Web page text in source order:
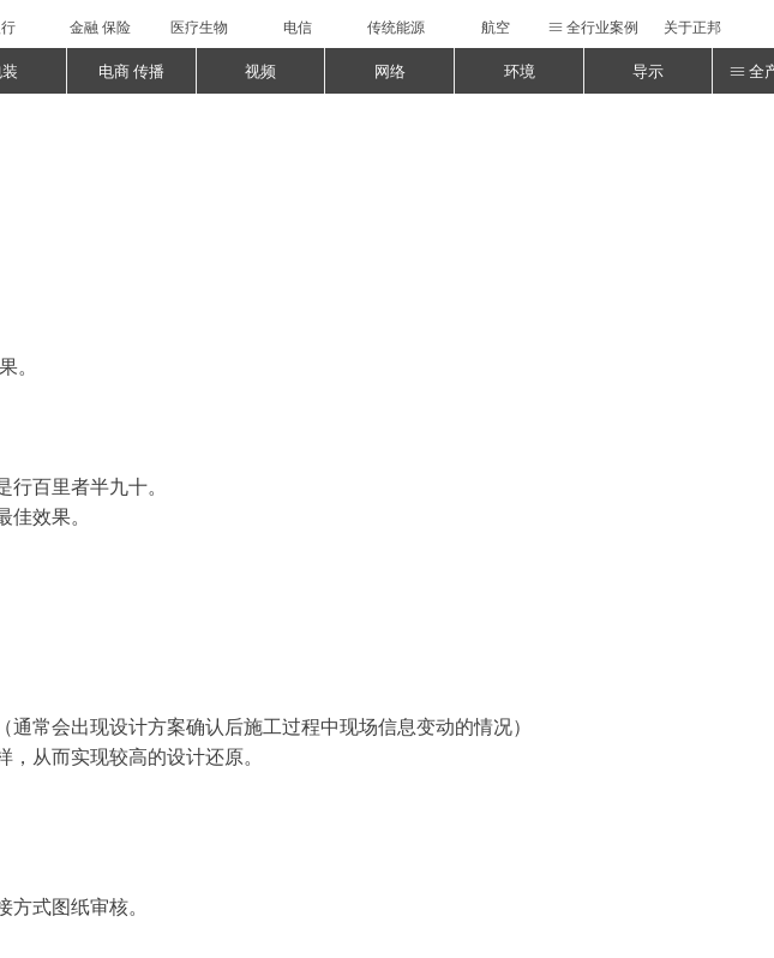
电商 传播 视频 网络 环境 导示 ꁔ 全
金融 保险 医疗生物 电信 传统能源 航空 ꁔ 全行业案例 关于正邦
。
百里者半九十。
效果。
常会出现设计方案确认后施工过程中现场信息变动的情况）
从而实现较高的设计还原。
式图纸审核。